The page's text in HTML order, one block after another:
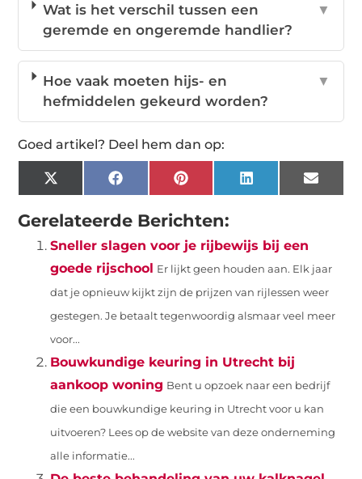
Wat is het verschil tussen een
geremde en ongeremde handlier?
▼
Hoe vaak moeten hijs- en
hefmiddelen gekeurd worden?
▼
Goed artikel? Deel hem dan op:
X
(Twitter)
FacebookPinterestLinkedInEmail
Gerelateerde Berichten:
Sneller slagen voor je rijbewijs bij een
goede rijschool Er lijkt geen houden aan. Elk jaar
dat je opnieuw kijkt zijn de prijzen van rijlessen weer
gestegen. Je betaalt tegenwoordig alsmaar veel meer
voor...
Bouwkundige keuring in Utrecht bij
aankoop woning Bent u opzoek naar een bedrijf
die een bouwkundige keuring in Utrecht voor u kan
uitvoeren? Lees op de website van deze onderneming
alle informatie...